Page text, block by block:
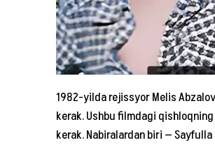
1982-yilda rejissyor Melis
kerak. Ushbu filmdagi
kerak. Nabiralardan biri —